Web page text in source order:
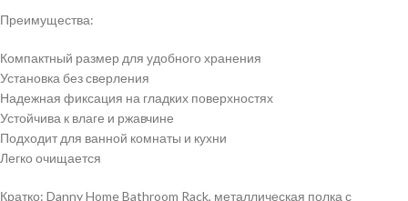
Преимущества:
Компактный размер для удобного хранения
Установка без сверления
Надежная фиксация на гладких поверхностях
Устойчива к влаге и ржавчине
Подходит для ванной комнаты и кухни
Легко очищается
Кратко: Danny Home Bathroom Rack, металлическая полка с